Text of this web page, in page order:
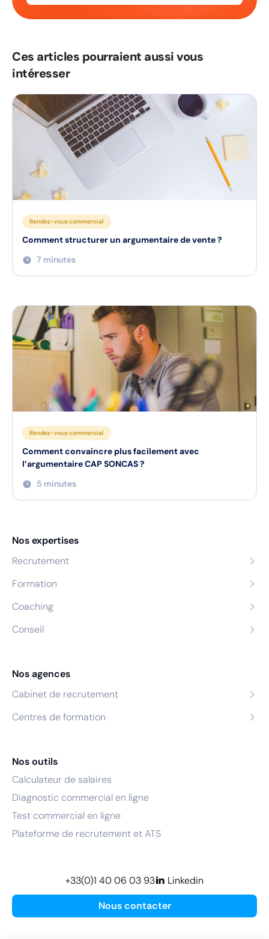
Ces articles pourraient aussi vous
intéresser
Rendez-vous commercial
Comment structurer un argumentaire de vente ?
7 minutes
Rendez-vous commercial
Comment convaincre plus facilement avec
l’argumentaire CAP SONCAS ?
5 minutes
Nos expertises
Recrutement
Formation
Coaching
Conseil
Nos agences
Cabinet de recrutement
Centres de formation
Nos outils
Calculateur de salaires
Diagnostic commercial en ligne
Test commercial en ligne
Plateforme de recrutement et ATS
Nous contacter
+33(0)1 40 06 03 93 Linkedin